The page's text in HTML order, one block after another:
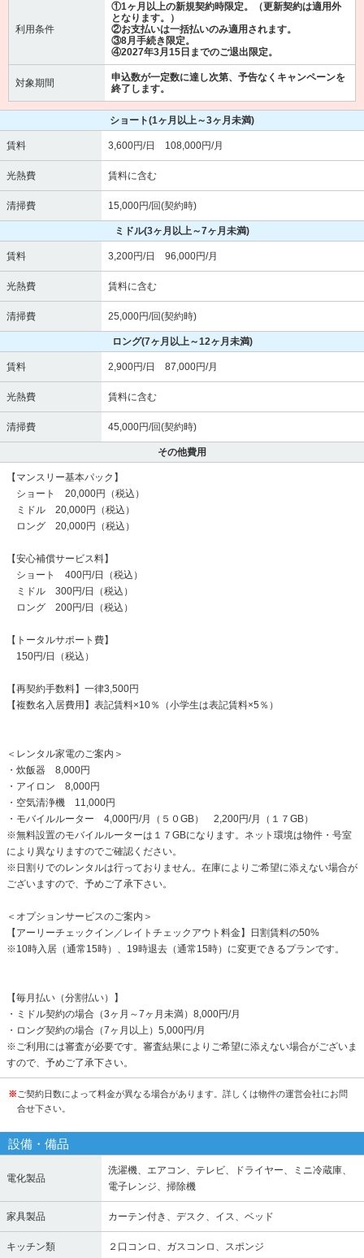
利用条件
①1ヶ月以上の新規契約時限定。（更新契約は適用外
となります。）
②お支払いは一括払いのみ適用されます。
③8月手続き限定。
④2027年3月15日までのご退出限定。
対象期間
申込数が一定数に達し次第、予告なくキャンペーンを
終了します。
ショート(1ヶ月以上～3ヶ月未満)
賃料 3,600円/日 108,000円/月
光熱費 賃料に含む
清掃費 15,000円/回(契約時)
ミドル(3ヶ月以上～7ヶ月未満)
賃料 3,200円/日 96,000円/月
光熱費 賃料に含む
清掃費 25,000円/回(契約時)
ロング(7ヶ月以上～12ヶ月未満)
賃料 2,900円/日 87,000円/月
光熱費 賃料に含む
清掃費 45,000円/回(契約時)
その他費用
【マンスリー基本パック】
ショート 20,000円（税込）
ミドル 20,000円（税込）
ロング 20,000円（税込）
【安心補償サービス料】
ショート 400円/日（税込）
ミドル 300円/日（税込）
ロング 200円/日（税込）
【トータルサポート費】
150円/日（税込）
【再契約手数料】一律3,500円
【複数名入居費用】表記賃料×10％（小学生は表記賃料×5％）
＜レンタル家電のご案内＞
・炊飯器 8,000円
・アイロン 8,000円
・空気清浄機 11,000円
・モバイルルーター 4,000円/月（５０GB） 2,200円/月（１７GB）
※無料設置のモバイルルーターは１７GBになります。ネット環境は物件・号室
により異なりますのでご確認ください。
※日割りでのレンタルは行っておりません。在庫によりご希望に添えない場合が
ございますので、予めご了承下さい。
＜オプションサービスのご案内＞
【アーリーチェックイン／レイトチェックアウト料金】日割賃料の50%
※10時入居（通常15時）、19時退去（通常15時）に変更できるプランです。
【毎月払い（分割払い）】
・ミドル契約の場合（3ヶ月～7ヶ月未満）8,000円/月
・ロング契約の場合（7ヶ月以上）5,000円/月
※ご利用には審査が必要です。審査結果によりご希望に添えない場合がございま
すので、予めご了承下さい。
※ ご契約日数によって料金が異なる場合があります。詳しくは物件の運営会社にお問
合せ下さい。
設備・備品
電化製品
洗濯機、エアコン、テレビ、ドライヤー、ミニ冷蔵庫、
電子レンジ、掃除機
家具製品 カーテン付き、デスク、イス、ベッド
キッチン類 ２口コンロ、ガスコンロ、スポンジ